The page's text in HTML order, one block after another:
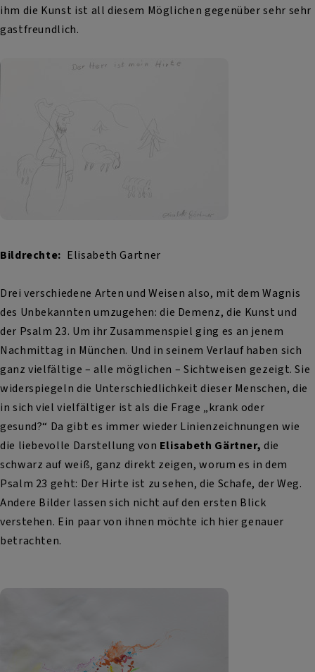
ihm die Kunst ist all diesem Möglichen gegenüber sehr sehr
gastfreundlich.
Bildrechte Elisabeth Gartner
Drei verschiedene Arten und Weisen also, mit dem Wagnis
des Unbekannten umzugehen: die Demenz, die Kunst und
der Psalm 23. Um ihr Zusammenspiel ging es an jenem
Nachmittag in München. Und in seinem Verlauf haben sich
ganz vielfältige – alle möglichen – Sichtweisen gezeigt. Sie
widerspiegeln die Unterschiedlichkeit dieser Menschen, die
in sich viel vielfältiger ist als die Frage „krank oder
gesund?“ Da gibt es immer wieder Linienzeichnungen wie
die liebevolle Darstellung von Elisabeth Gärtner, die
schwarz auf weiß, ganz direkt zeigen, worum es in dem
Psalm 23 geht: Der Hirte ist zu sehen, die Schafe, der Weg.
Andere Bilder lassen sich nicht auf den ersten Blick
verstehen. Ein paar von ihnen möchte ich hier genauer
betrachten.